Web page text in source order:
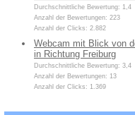
Durchschnittliche Bewertung: 1,4
Anzahl der Bewertungen: 223
Anzahl der Clicks: 2.882
Webcam mit Blick von
in Richtung Freiburg
Durchschnittliche Bewertung: 3,4
Anzahl der Bewertungen: 13
Anzahl der Clicks: 1.369